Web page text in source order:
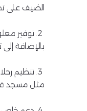
الضيف على
2. توفير
بالإضافة
3. تنظيم
مثل مسجد